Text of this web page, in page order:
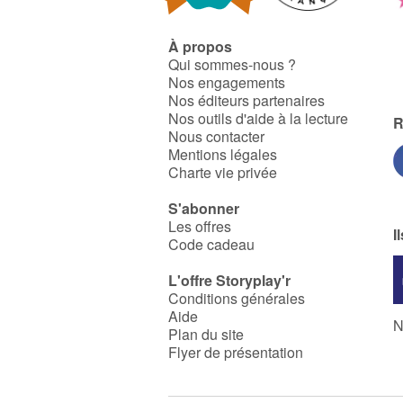
À propos
Qui sommes-nous ?
Nos engagements
Nos éditeurs partenaires
Nos outils d'aide à la lecture
Nous contacter
Mentions légales
Charte vie privée
S'abonner
Les offres
Code cadeau
L'offre Storyplay'r
Conditions générales
Aide
Plan du site
Flyer de présentation